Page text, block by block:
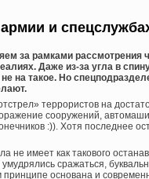
и
за рамками рассмотрения
Даже из-за угла в
на такое. Но
террористов на
сооружений,
:)). Хотя последнее
не имеет как такового
сражаться,
основана и